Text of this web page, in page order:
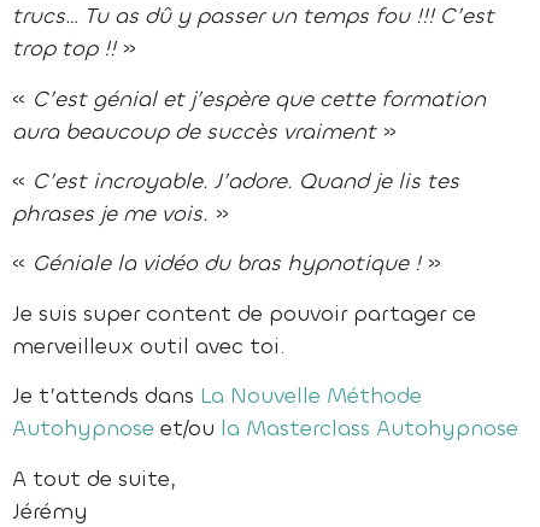
trucs… Tu as dû y passer un temps fou !!! C’est
trop top !! »
« C’est génial et j’espère que cette formation
aura beaucoup de succès vraiment»
« C’est incroyable. J’adore. Quand je lis tes
phrases je me vois. »
« Géniale la vidéo du bras hypnotique !»
Je suis super content de pouvoir partager ce
merveilleux outil avec toi.
Je t’attends dans La Nouvelle Méthode
Autohypnose et/ou la Masterclass Autohypnose
A tout de suite,
Jérémy